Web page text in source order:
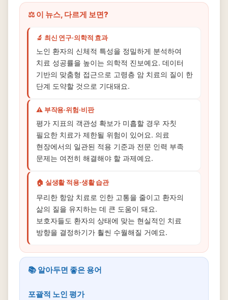
⚖️ 이 뉴스, 다르게 보면?
🔬 최신 연구·의학적 효과
노인 환자의 신체적 특성을 정밀하게 분석하여
치료 성공률을 높이는 의학적 진보예요. 데이터
기반의 맞춤형 접근으로 고령층 암 치료의 질이 한
단계 도약할 것으로 기대돼요.
⚠️ 부작용·위험·비판
평가 지표의 객관성 확보가 미흡할 경우 자칫
필요한 치료가 제한될 위험이 있어요. 의료
현장에서의 일관된 적용 기준과 전문 인력 부족
문제는 여전히 해결해야 할 과제예요.
🏠 실생활 적용·생활 습관
무리한 항암 치료로 인한 고통을 줄이고 환자의
삶의 질을 유지하는 데 큰 도움이 돼요.
보호자들도 환자의 상태에 맞는 현실적인 치료
방향을 결정하기가 훨씬 수월해질 거예요.
📚 알아두면 좋은 용어
포괄적 노인 평가